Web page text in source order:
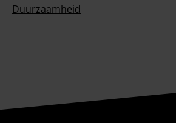
Duurzaamheid